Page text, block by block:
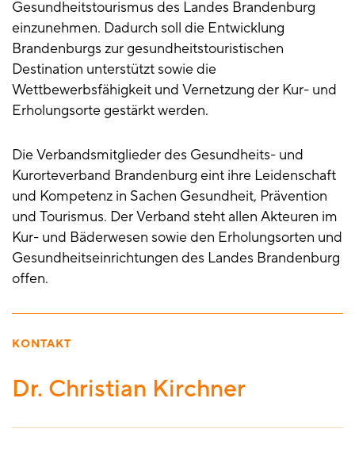
Gesundheitstourismus des Landes Brandenburg
einzunehmen. Dadurch soll die Entwicklung
Brandenburgs zur gesundheitstouristischen
Destination unterstützt sowie die
Wettbewerbsfähigkeit und Vernetzung der Kur- und
Erholungsorte gestärkt werden.
Die Verbandsmitglieder des Gesundheits- und
Kurorteverband Brandenburg eint ihre Leidenschaft
und Kompetenz in Sachen Gesundheit, Prävention
und Tourismus. Der Verband steht allen Akteuren im
Kur- und Bäderwesen sowie den Erholungsorten und
Gesundheitseinrichtungen des Landes Brandenburg
offen.
KONTAKT
Dr. Christian Kirchner